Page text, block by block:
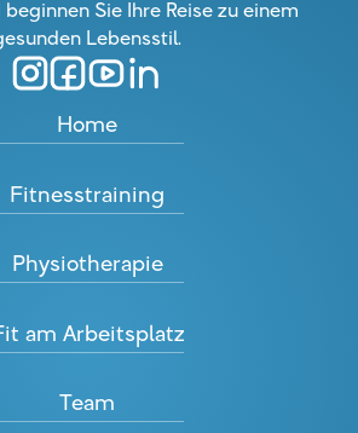
Sie Ihre Reise zu einem
Lebensstil.
Home
Fitnesstraining
Physiotherapie
am Arbeitsplatz
Team